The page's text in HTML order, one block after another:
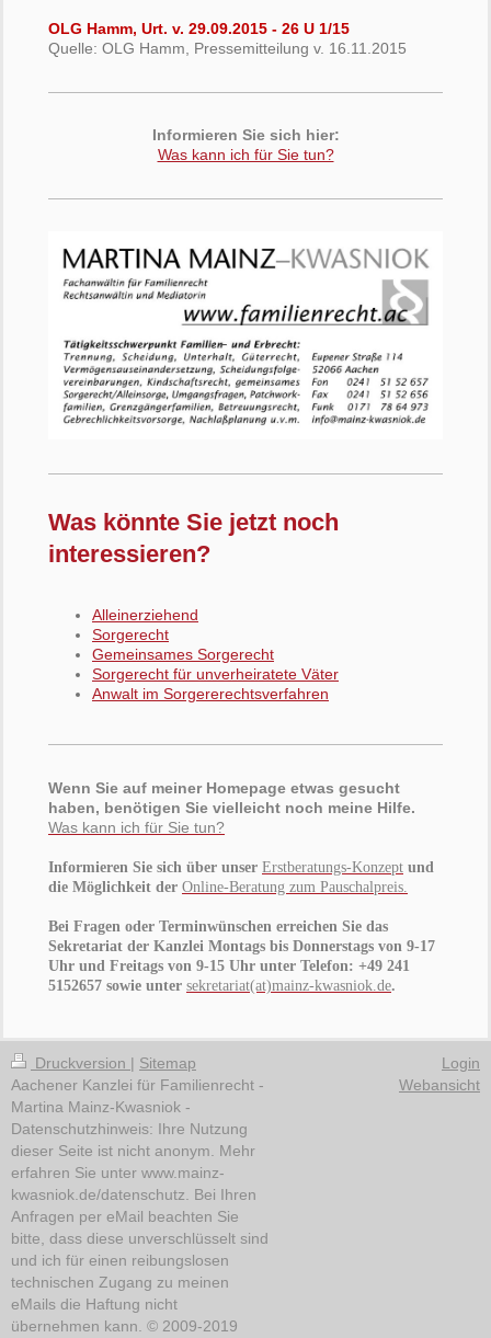
OLG Hamm, Urt. v. 29.09.2015 - 26 U 1/15
Quelle: OLG Hamm, Pressemitteilung v. 16.11.2015
Informieren Sie sich hier:
Was kann ich für Sie tun?
Was könnte Sie jetzt noch
interessieren?
Alleinerziehend
Sorgerecht
Gemeinsames Sorgerecht
Sorgerecht für unverheiratete Väter
Anwalt im Sorgererechtsverfahren
Wenn Sie auf meiner Homepage etwas gesucht
haben, benötigen Sie vielleicht noch meine Hilfe.
Was kann ich für Sie tun?
Informieren Sie sich über unser Erstberatungs-Konzept und
die Möglichkeit der Online-Beratung zum Pauschalpreis.
Bei Fragen oder Terminwünschen erreichen Sie das
Sekretariat der Kanzlei Montags bis Donnerstags von 9-17
Uhr und Freitags von 9-15 Uhr unter Telefon: +49 241
5152657 sowie unter sekretariat(at)mainz-kwasniok.de.
Druckversion | Sitemap
Aachener Kanzlei für Familienrecht -
Martina Mainz-Kwasniok -
Datenschutzhinweis: Ihre Nutzung
dieser Seite ist nicht anonym. Mehr
erfahren Sie unter www.mainz-
kwasniok.de/datenschutz. Bei Ihren
Anfragen per eMail beachten Sie
bitte, dass diese unverschlüsselt sind
und ich für einen reibungslosen
technischen Zugang zu meinen
eMails die Haftung nicht
übernehmen kann. © 2009-2019
Login
Webansicht